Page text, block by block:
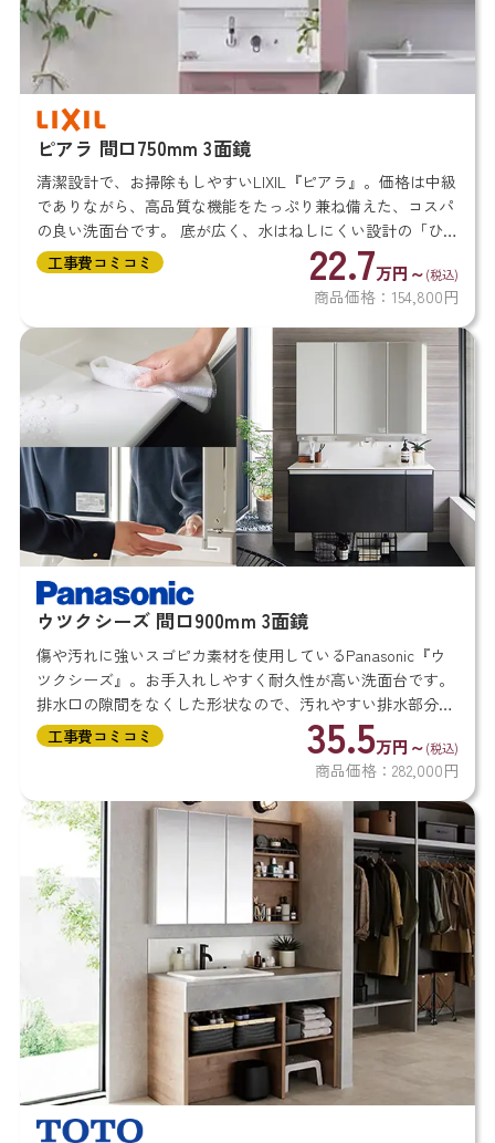
ピアラ 間口750mm 3面鏡
清潔設計で、お掃除もしやすいLIXIL『ピアラ』。価格は中級
でありながら、高品質な機能をたっぷり兼ね備えた、コスパ
の良い洗面台です。 底が広く、水はねしにくい設計の「ひろ
びろボウル」や、180℃好きな角度に動かせる「くるくる水
栓」など...
工事費コミコミ 22.7万円～(税込)
商品価格：154,800円
ウツクシーズ 間口900mm 3面鏡
傷や汚れに強いスゴピカ素材を使用しているPanasonic『ウ
ツクシーズ』。お手入れしやすく耐久性が高い洗面台です。
排水口の隙間をなくした形状なので、汚れやすい排水部分も
お手入れしやすいのが魅力。洗面のキレイを保ちやすく、い
つでも清...
工事費コミコミ 35.5万円～(税込)
商品価格：282,000円